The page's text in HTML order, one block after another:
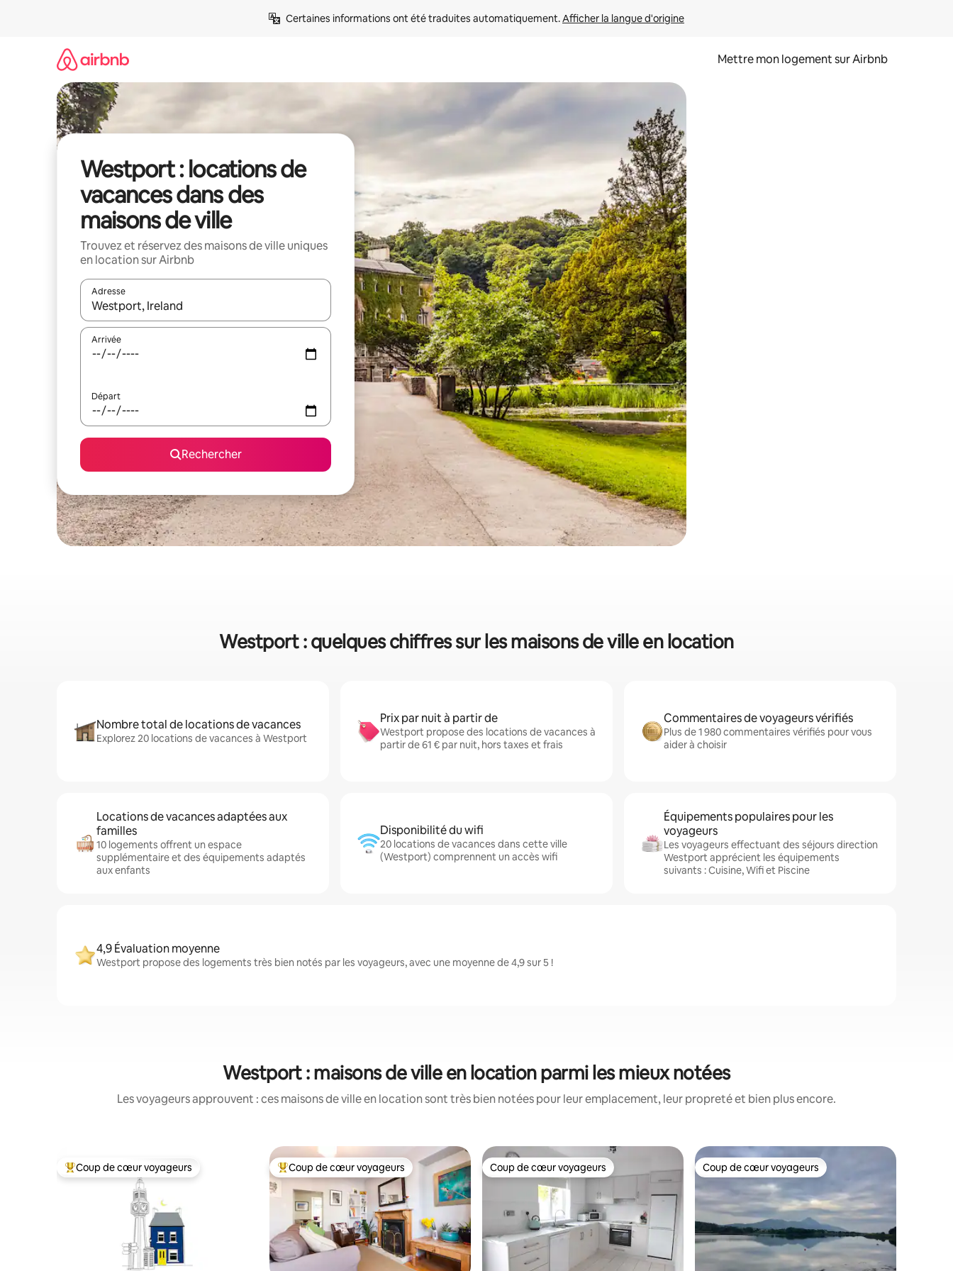
Certaines informations ont été traduites automatiquement. Afficher la langue d'origine
Mettre mon logement sur Airbnb
Westport : locations de
vacances dans des
maisons de ville
Trouvez et réservez des maisons de ville uniques
en location sur Airbnb
Adresse
Lorsque les résultats s'affichent, utilisez les flèches vers le haut et vers le bas pour les parcourir ou en appuyant et en faisant glisser.
Arrivée
Départ
Rechercher
Westport : quelques chiffres sur les maisons de ville en location
Nombre total de locations de vacances
Explorez 20 locations de vacances à Westport
Prix par nuit à partir de
Westport propose des locations de vacances à
partir de 61 € par nuit, hors taxes et frais
Commentaires de voyageurs vérifiés
Plus de 1 980 commentaires vérifiés pour vous
aider à choisir
Locations de vacances adaptées aux
familles
10 logements offrent un espace
supplémentaire et des équipements adaptés
aux enfants
Disponibilité du wifi
20 locations de vacances dans cette ville
(Westport) comprennent un accès wifi
Équipements populaires pour les
voyageurs
Les voyageurs effectuant des séjours direction
Westport apprécient les équipements
suivants : Cuisine, Wifi et Piscine
4,9 Évaluation moyenne
Westport propose des logements très bien notés par les voyageurs, avec une moyenne de 4,9 sur 5 !
Westport : maisons de ville en location parmi les mieux notées
Les voyageurs approuvent : ces maisons de ville en location sont très bien notées pour leur emplacement, leur propreté et bien plus encore.
Coups de cœur voyageurs les plus appréciés
Coup de cœur voyageurs Coups de cœur voyageurs les plus appréciés
Coup de cœur voyageurs Coup de cœur voyageurs
Coup de cœur voyageurs Coup de cœur voyageurs
Coup de cœur voyageurs